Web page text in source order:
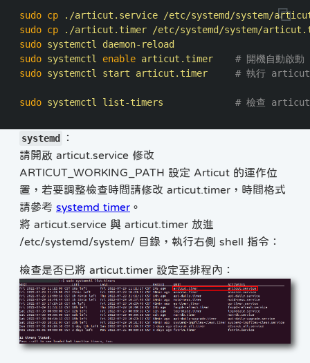
sudo cp
sudo cp
sudo
sudo systemctl enable articut.timer # 開機自動啟動
sudo systemctl start articut.timer # 執行
sudo systemctl list-timers # 檢查
systemd
：
請開啟 articut.service 修改
ARTICUT_WORKING_PATH 設定 Articut 的運作位
置，若要調整檢查時間請修改 articut.timer，時間格式
請參考 systemd timer 。
將 articut.service 與 articut.timer 放進
/etc/systemd/system/ 目錄，執行右側 shell 指令：
檢查是否已將 articut.timer 設定至排程內：